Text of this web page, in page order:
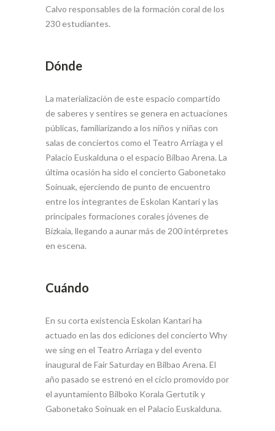
Calvo responsables de la formación coral de los
230 estudiantes.
Dónde
La materialización de este espacio compartido
de saberes y sentires se genera en actuaciones
públicas, familiarizando a los niños y niñas con
salas de conciertos como el Teatro Arriaga y el
Palacio Euskalduna o el espacio Bilbao Arena. La
última ocasión ha sido el concierto Gabonetako
Soinuak, ejerciendo de punto de encuentro
entre los integrantes de Eskolan Kantari y las
principales formaciones corales jóvenes de
Bizkaia, llegando a aunar más de 200 intérpretes
en escena.
Cuándo
En su corta existencia Eskolan Kantari ha
actuado en las dos ediciones del concierto Why
we sing en el Teatro Arriaga y del evento
inaugural de Fair Saturday en Bilbao Arena. El
año pasado se estrenó en el ciclo promovido por
el ayuntamiento Bilboko Korala Gertutik y
Gabonetako Soinuak en el Palacio Euskalduna.